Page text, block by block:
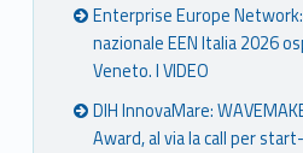
Enterprise Europe
nazionale EEN Italia 2026
Veneto. I VIDEO
DIH InnovaMare:
Award, al via la call per